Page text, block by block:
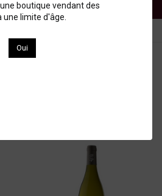
boutique vendant des
limite d'âge.
Oui